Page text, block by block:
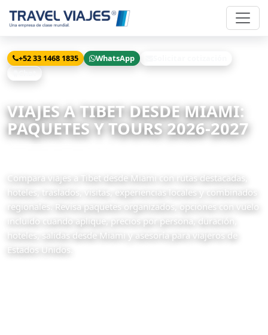
+52 33 1468 1835 WhatsApp
VIAJES A TIBET DESDE MIAMI:
PAQUETES Y TOURS 2026-2027
Compara viajes a Tibet desde Miami con rutas destacadas,
hoteles, traslados, visitas, experiencias locales y combinados
regionales. Revisa paquetes organizados, opciones con vuelo
incluido cuando aplique, precios por persona, duración,
hoteles, salidas desde Miami y asesoría para viajeros de
Estados Unidos.